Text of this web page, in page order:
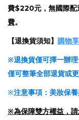
費$220元 ，無國際
費。
【退換貨須知】 購物
※退換貨僅可擇一辦理
僅可整筆全部退貨或更
※注意事項：美妝保
※為保障雙方權益，